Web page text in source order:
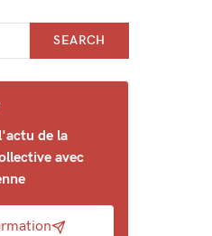
SEARCH
de la
avec